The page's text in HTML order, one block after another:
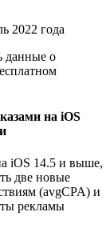
данные о
на iOS
iOS 14.5 и выше,
две новые
(avgCPA) и
рекламы